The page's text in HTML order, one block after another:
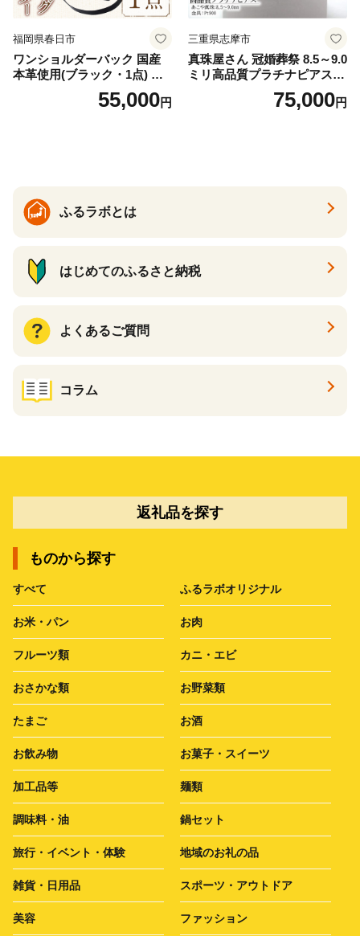
福岡県春日市
ワンショルダーバック 国産
本革使用(ブラック・1点) 鞄
バック バッグ カバン レザー
国産 日本製 牛革 黒 革 革製
55,000円
三重県志摩市
真珠屋さん 冠婚葬祭 8.5～9.0
ミリ高品質プラチナピアス P
t900 志摩産アコヤ真珠 ブラ
ックパール 黒真珠75,000円
ふるラボとは
はじめてのふるさと納税
よくあるご質問
コラム
返礼品を探す
ものから探す
すべて ふるラボオリジナル
お米・パン お肉
フルーツ類 カニ・エビ
おさかな類 お野菜類
たまご お酒
お飲み物 お菓子・スイーツ
加工品等 麺類
調味料・油 鍋セット
旅行・イベント・体験 地域のお礼の品
雑貨・日用品 スポーツ・アウトドア
美容 ファッション